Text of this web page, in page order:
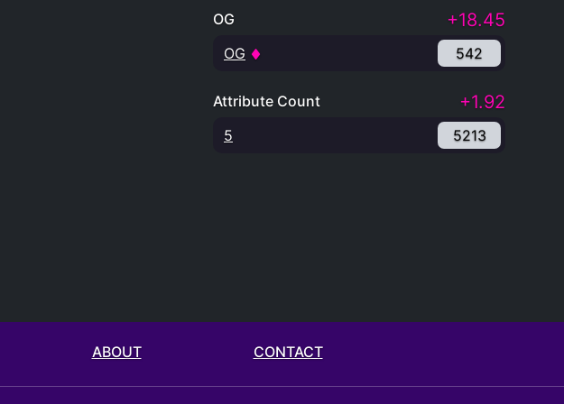
OG +18.45
OG 542
Attribute Count +1.92
5 5213
ABOUT CONTACT